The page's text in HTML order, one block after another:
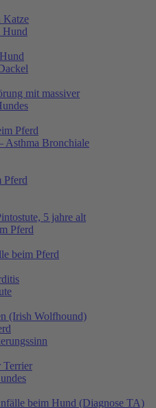
Katze
Hund
mit massiver
Pferd
Asthma Bronchiale
Pferd
5 jahre alt
Pferd
beim Pferd
(Irish Wolfhound)
Terrier
beim Hund (Diagnose TA)